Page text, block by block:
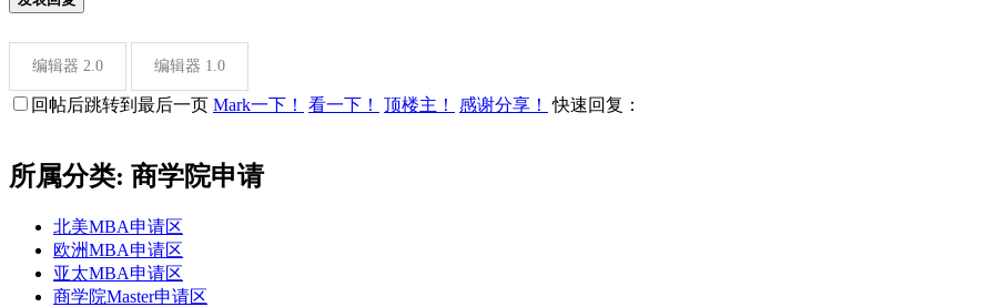
编辑器 2.0 编辑器 1.0
回帖后跳转到最后一页 Mark一下！ 看一下！ 顶楼主！ 感谢分享！ 快速回复：
所属分类: 商学院申请
北美MBA申请区
欧洲MBA申请区
亚太MBA申请区
商学院Master申请区